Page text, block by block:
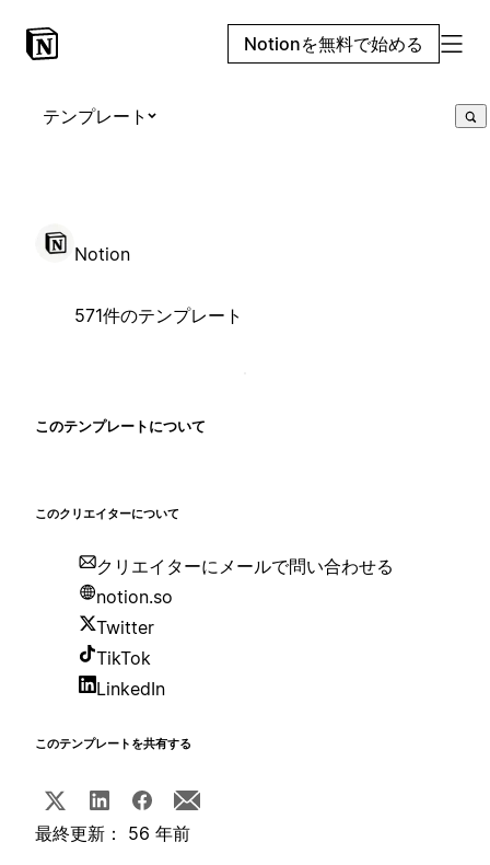
Notionを無料で始める
テンプレート
Notion
571件のテンプレート
このテンプレートについて
このクリエイターについて
クリエイターにメールで問い合わせる
notion.so
Twitter
TikTok
LinkedIn
このテンプレートを共有する
最終更新： 56 年前